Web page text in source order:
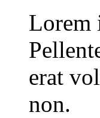
Lorem
erat
non.